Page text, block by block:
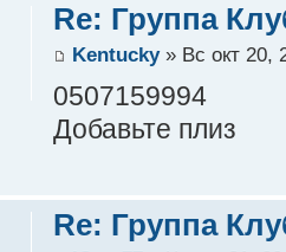
Re: Группа
Kentucky» Вс окт 20,
0507159994
Добавьте плиз
Re: Группа